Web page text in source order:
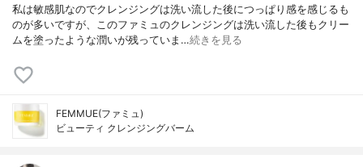
私は敏感肌なのでクレンジングは洗い流した後につっぱり感を感じるも
のが多いですが、このファミュのクレンジングは洗い流した後もクリー
ムを塗ったような潤いが残っていま…続きを見る
FEMMUE(ファミュ)
ビューティ クレンジングバーム